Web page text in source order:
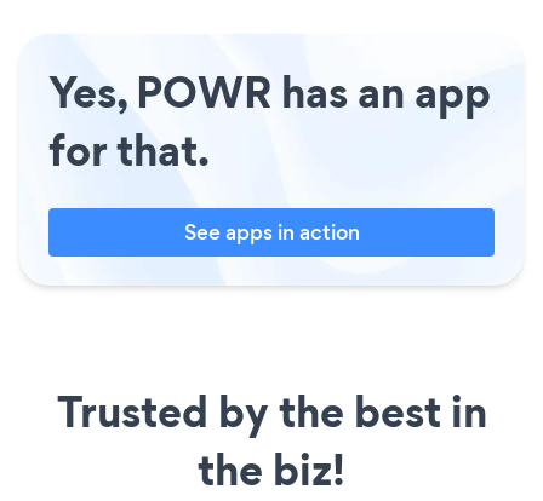
Yes, POWR has an app
for that.
See apps in action
Trusted by the best in
the biz!